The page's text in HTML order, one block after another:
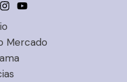
Mercado